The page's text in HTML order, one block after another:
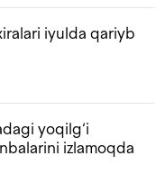
iyulda qariyb
yoqilg‘i
izlamoqda